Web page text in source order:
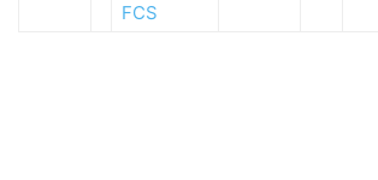
FCS